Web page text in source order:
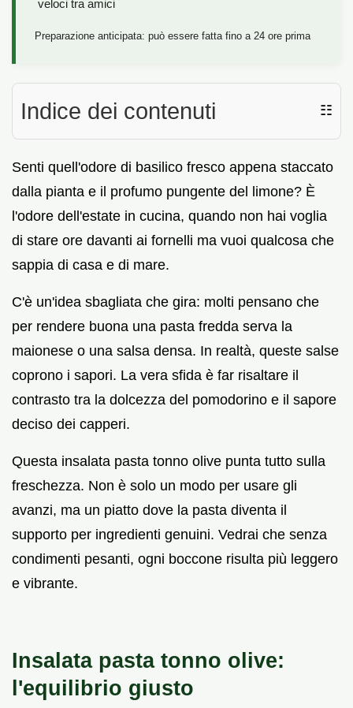
veloci tra amici
Preparazione anticipata: può essere fatta fino a 24 ore prima
Indice dei contenuti ☷
Senti quell'odore di basilico fresco appena staccato
dalla pianta e il profumo pungente del limone? È
l'odore dell'estate in cucina, quando non hai voglia
di stare ore davanti ai fornelli ma vuoi qualcosa che
sappia di casa e di mare.
C'è un'idea sbagliata che gira: molti pensano che
per rendere buona una pasta fredda serva la
maionese o una salsa densa. In realtà, queste salse
coprono i sapori. La vera sfida è far risaltare il
contrasto tra la dolcezza del pomodorino e il sapore
deciso dei capperi.
Questa insalata pasta tonno olive punta tutto sulla
freschezza. Non è solo un modo per usare gli
avanzi, ma un piatto dove la pasta diventa il
supporto per ingredienti genuini. Vedrai che senza
condimenti pesanti, ogni boccone risulta più leggero
e vibrante.
Insalata pasta tonno olive:
l'equilibrio giusto